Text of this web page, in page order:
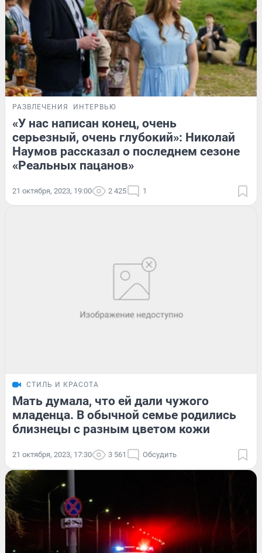
РАЗВЛЕЧЕНИЯ ИНТЕРВЬЮ
«У нас написан конец, очень
серьезный, очень глубокий»: Николай
Наумов рассказал о последнем сезоне
«Реальных пацанов»
21 октября, 2023, 19:00 2 425 1
СТИЛЬ И КРАСОТА
Мать думала, что ей дали чужого
младенца. В обычной семье родились
близнецы с разным цветом кожи
21 октября, 2023, 17:30 3 561 Обсудить